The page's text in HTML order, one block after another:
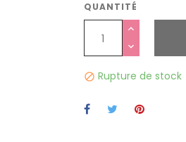
QUANTITÉ
 Rupture de stock